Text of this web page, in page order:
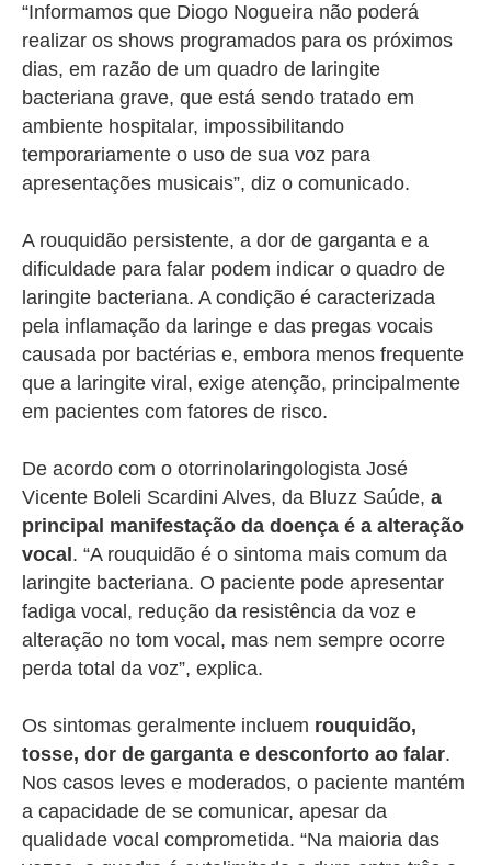
“Informamos que Diogo Nogueira não poderá
realizar os shows programados para os próximos
dias, em razão de um quadro de laringite
bacteriana grave, que está sendo tratado em
ambiente hospitalar, impossibilitando
temporariamente o uso de sua voz para
apresentações musicais”, diz o comunicado.
A rouquidão persistente, a dor de garganta e a
dificuldade para falar podem indicar o quadro de
laringite bacteriana. A condição é caracterizada
pela inflamação da laringe e das pregas vocais
causada por bactérias e, embora menos frequente
que a laringite viral, exige atenção, principalmente
em pacientes com fatores de risco.
De acordo com o otorrinolaringologista José
Vicente Boleli Scardini Alves, da Bluzz Saúde, a
principal manifestação da doença é a alteração
vocal . “A rouquidão é o sintoma mais comum da
laringite bacteriana. O paciente pode apresentar
fadiga vocal, redução da resistência da voz e
alteração no tom vocal, mas nem sempre ocorre
perda total da voz”, explica.
Os sintomas geralmente incluem rouquidão,
tosse, dor de garganta e desconforto ao falar.
Nos casos leves e moderados, o paciente mantém
a capacidade de se comunicar, apesar da
qualidade vocal comprometida. “Na maioria das